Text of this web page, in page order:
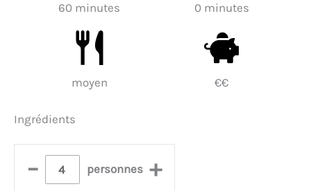
60 minutes 0 minutes
moyen €€
Ingrédients
– personnes +